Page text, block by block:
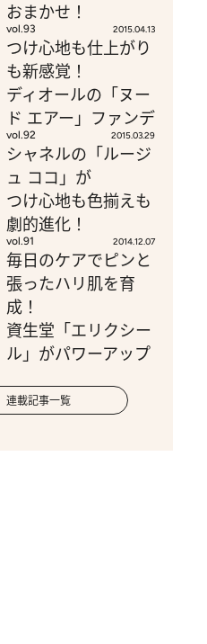
おまかせ！
vol.93 2015.04.13
つけ心地も仕上がり
も新感覚！
ディオールの「ヌー
ド エアー」ファンデ
vol.92 2015.03.29
シャネルの「ルージ
ュ ココ」が
つけ心地も色揃えも
劇的進化！
vol.91 2014.12.07
毎日のケアでピンと
張ったハリ肌を育
成！
資生堂「エリクシー
ル」がパワーアップ
連載記事一覧